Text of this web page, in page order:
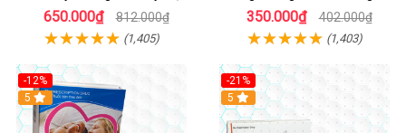
Hộp 7 Gói 100g
650.000₫ 812.000₫
(1,405)
cho Nam hộp 10 viên
350.000₫ 402.000₫
(1,403)
-12%
5
-21%
5